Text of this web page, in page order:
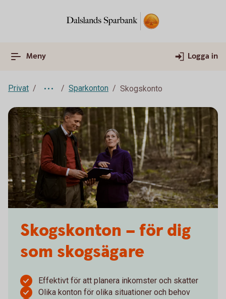
Meny Logga in
Privat Sparkonton Skogskonto
Skogskonton – för dig
som skogsägare
Effektivt för att planera inkomster och skatter
Olika konton för olika situationer och behov